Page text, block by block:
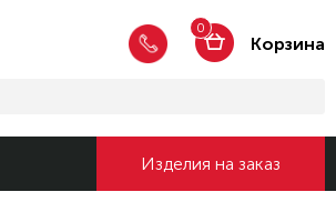
Корзина
0
Изделия на заказ